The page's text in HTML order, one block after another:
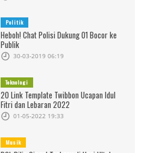
Politik
Heboh! Chat Polisi Dukung 01 Bocor ke
Publik
30-03-2019 06:19
Teknologi
20 Link Template Twibbon Ucapan Idul
Fitri dan Lebaran 2022
01-05-2022 19:33
Musik